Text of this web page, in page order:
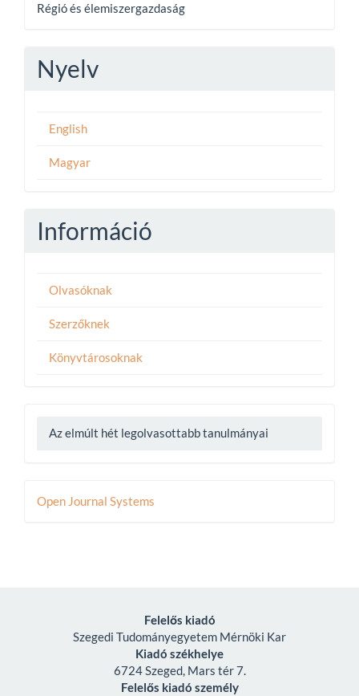
Régió és élemiszergazdaság
Nyelv
English
Magyar
Információ
Olvasóknak
Szerzőknek
Könyvtárosoknak
Az elmúlt hét legolvasottabb tanulmányai
Developed
Open Journal Systems
Felelős kiadó
Szegedi Tudományegyetem Mérnöki Kar
Kiadó székhelye
6724 Szeged, Mars tér 7.
Felelős kiadó személy